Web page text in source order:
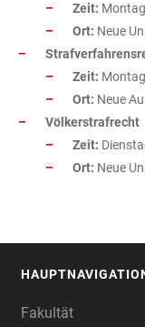
Zeit:
Ort: Neue
Zeit:
Ort: Neue
Völkerstrafrecht
Zeit:
Ort: Neue
Fakultät